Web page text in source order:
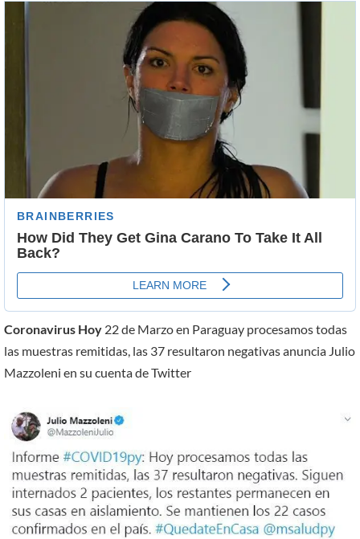
Coronavirus Hoy 22 de Marzo en Paraguay procesamos todas
las muestras remitidas, las 37 resultaron negativas anuncia Julio
Mazzoleni en su cuenta de Twitter